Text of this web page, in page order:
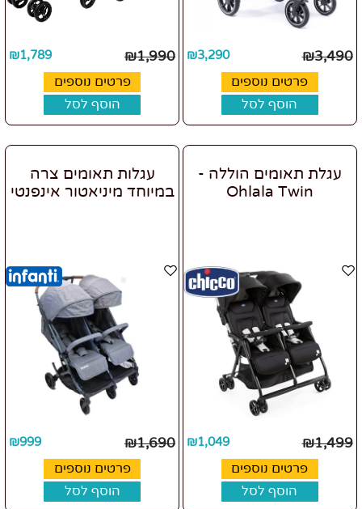
₪3,490
₪3,290
פרטים נוספים
הוסף לסל
₪1,990
₪1,789
פרטים נוספים
הוסף לסל
עגלת תאומים הוללה -
Ohlala Twin
₪1,499
₪1,049
פרטים נוספים
הוסף לסל
עגלות תאומים צרה
במיוחד מיניאטור אינפנטי
₪1,690
₪999
פרטים נוספים
הוסף לסל